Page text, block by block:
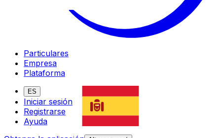
Particulares
Empresa
Plataforma
ES
Iniciar sesión
Registrarse
Ayuda